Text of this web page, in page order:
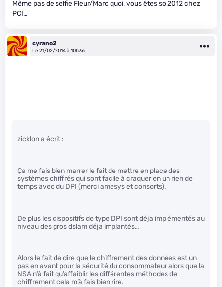
Même pas de selfie Fleur/Marc quoi, vous êtes so 2012 chez
PCI…
cyrano2
Le 21/02/2014 à 10h36
zicklon a écrit :
Ça me fais bien marrer le fait de mettre en place des
systèmes chiffrés qui sont facile à craquer en un rien de
temps avec du DPI (merci amesys et consorts).
De plus les dispositifs de type DPI sont déja implémentés au
niveau des gros dslam déja implantés…
Alors le fait de dire que le chiffrement des données est un
pas en avant pour la sécurité du consommateur alors que la
NSA n’à fait qu’affaiblir les différentes méthodes de
chiffrement cela m’à fais bien rire.